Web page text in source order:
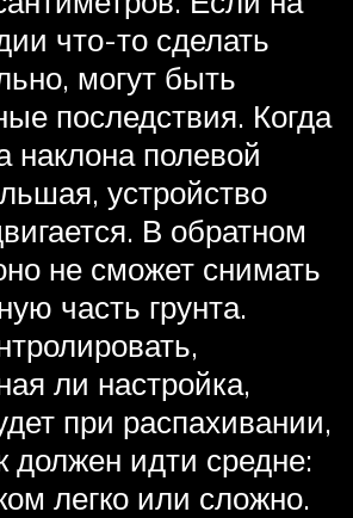
что-то сделать
могут быть
последствия. Когда
наклона полевой
устройство
В обратном
не сможет снимать
часть грунта.
ли настройка,
при распахивании,
должен идти средне:
легко или сложно.